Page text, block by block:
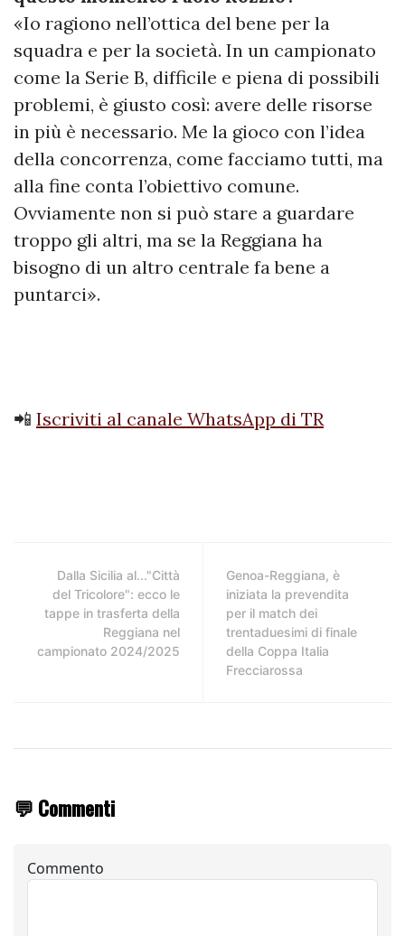
«Io ragiono nell’ottica del bene per la
squadra e per la società. In un campionato
come la Serie B, difficile e piena di possibili
problemi, è giusto così: avere delle risorse
in più è necessario. Me la gioco con l’idea
della concorrenza, come facciamo tutti, ma
alla fine conta l’obiettivo comune.
Ovviamente non si può stare a guardare
troppo gli altri, ma se la Reggiana ha
bisogno di un altro centrale fa bene a
puntarci».
📲 Iscriviti al canale WhatsApp di TR
Dalla Sicilia al..."Città
del Tricolore": ecco le
tappe in trasferta della
Reggiana nel
campionato 2024/2025
Genoa-Reggiana, è
iniziata la prevendita
per il match dei
trentaduesimi di finale
della Coppa Italia
Frecciarossa
💬 Commenti